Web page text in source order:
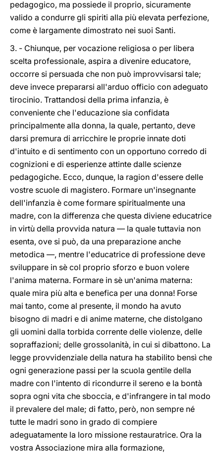
pedagogico, ma possiede il proprio, sicuramente
valido a condurre gli spiriti alla più elevata perfezione,
come è largamente dimostrato nei suoi Santi.
3. - Chiunque, per vocazione religiosa o per libera
scelta professionale, aspira a divenire educatore,
occorre si persuada che non può improvvisarsi tale;
deve invece prepararsi all'arduo officio con adeguato
tirocinio. Trattandosi della prima infanzia, è
conveniente che l'educazione sia confidata
principalmente alla donna, la quale, pertanto, deve
darsi premura di arricchire le proprie innate doti
d'intuito e di sentimento con un opportuno corredo di
cognizioni e di esperienze attinte dalle scienze
pedagogiche. Ecco, dunque, la ragion d'essere delle
vostre scuole di magistero. Formare un'insegnante
dell'infanzia è come formare spiritualmente una
madre, con la differenza che questa diviene educatrice
in virtù della provvida natura — la quale tuttavia non
esenta, ove si può, da una preparazione anche
metodica —, mentre l'educatrice di professione deve
sviluppare in sè col proprio sforzo e buon volere
l'anima materna. Formare in sè un'anima materna:
quale mira più alta e benefica per una donna! Forse
mai tanto, come al presente, il mondo ha avuto
bisogno di madri e di anime materne, che distolgano
gli uomini dalla torbida corrente delle violenze, delle
sopraffazioni; delle grossolanità, in cui si dibattono. La
legge provvidenziale della natura ha stabilito bensì che
ogni generazione passi per la scuola gentile della
madre con l'intento di ricondurre il sereno e la bontà
sopra ogni vita che sboccia, e d'infrangere in tal modo
il prevalere del male; di fatto, però, non sempre né
tutte le madri sono in grado di compiere
adeguatamente la loro missione restauratrice. Ora la
vostra Associazione mira alla formazione,